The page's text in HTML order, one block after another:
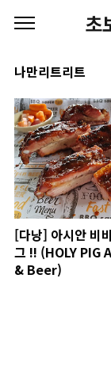
초
나만리트리트
[다낭] 아시안 비
그 !! (HOLY PIG
& Beer)